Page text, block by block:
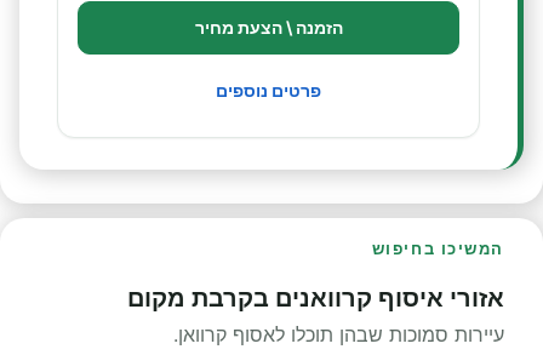
הזמנה \ הצעת מחיר
פרטים נוספים
המשיכו בחיפוש
אזורי איסוף קרוואנים בקרבת מקום
עיירות סמוכות שבהן תוכלו לאסוף קרוואן.